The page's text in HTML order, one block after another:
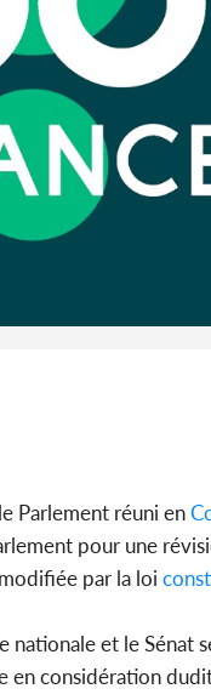
Parlement réuni en
pour une
par la loi
nationale et le Sénat
en considération